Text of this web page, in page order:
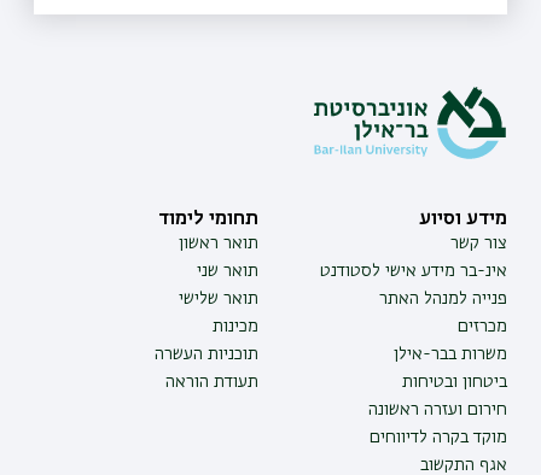
מידע וסיוע
צור קשר
אינ-בר מידע אישי לסטודנט
פנייה למנהל האתר
מכרזים
משרות בבר-אילן
ביטחון ובטיחות
חירום ועזרה ראשונה
מוקד בקרה לדיווחים
אגף התקשוב
תחומי לימוד
תואר ראשון
תואר שני
תואר שלישי
מכינות
תוכניות העשרה
תעודת הוראה